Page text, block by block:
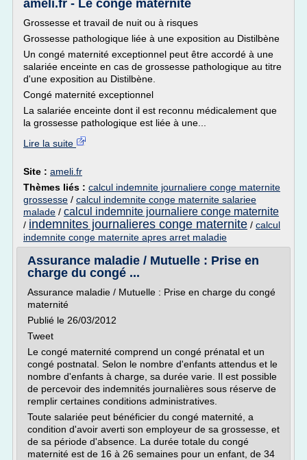
ameli.fr - Le congé maternité
Grossesse et travail de nuit ou à risques
Grossesse pathologique liée à une exposition au Distilbène
Un congé maternité exceptionnel peut être accordé à une
salariée enceinte en cas de grossesse pathologique au titre
d'une exposition au Distilbène.
Congé maternité exceptionnel
La salariée enceinte dont il est reconnu médicalement que
la grossesse pathologique est liée à une...
Lire la suite
Site : ameli.fr
Thèmes liés : calcul indemnite journaliere conge maternite
grossesse / calcul indemnite conge maternite salariee
malade / calcul indemnite journaliere conge maternite
/ indemnites journalieres conge maternite / calcul
indemnite conge maternite apres arret maladie
Assurance maladie / Mutuelle : Prise en
charge du congé ...
Assurance maladie / Mutuelle : Prise en charge du congé
maternité
Publié le 26/03/2012
Tweet
Le congé maternité comprend un congé prénatal et un
congé postnatal. Selon le nombre d'enfants attendus et le
nombre d'enfants à charge, sa durée varie. Il est possible
de percevoir des indemnités journalières sous réserve de
remplir certaines conditions administratives.
Toute salariée peut bénéficier du congé maternité, a
condition d'avoir averti son employeur de sa grossesse, et
de sa période d'absence. La durée totale du congé
maternité est de 16 à 26 semaines pour un enfant, de 34